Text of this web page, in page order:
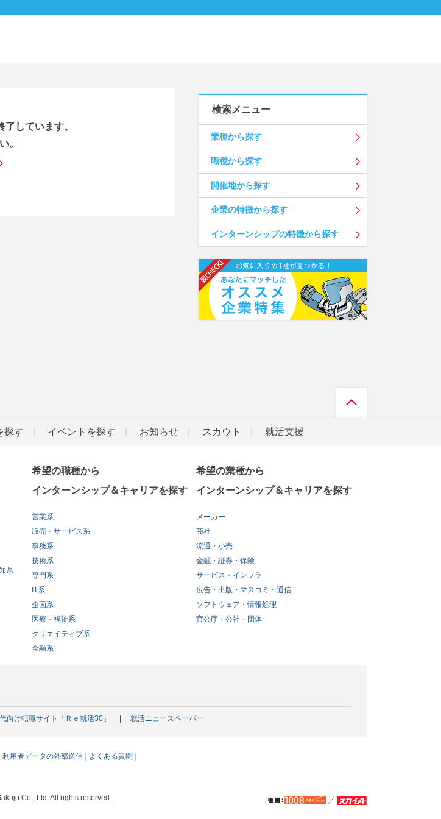
しています。
。
検索メニュー
業種から探す
職種から探す
開催地から探す
企業の特徴から探す
インターンシップの特徴から探す
探す イベントを探す お知らせ スカウト 就活支援
県
希望の職種から
インターンシップ＆キャリアを探す
営業系
販売・サービス系
事務系
技術系
専門系
IT系
企画系
医療・福祉系
クリエイティブ系
金融系
希望の業種から
インターンシップ＆キャリアを探す
メーカー
商社
流通・小売
金融・証券・保険
サービス・インフラ
広告・出版・マスコミ・通信
ソフトウェア・情報処理
官公庁・公社・団体
向け転職サイト「Ｒｅ就活30」 就活ニュースペーパー
利用者データの外部送信 よくある質問
Co., Ltd. All rights reserved. ／